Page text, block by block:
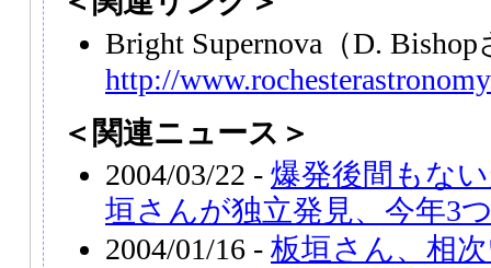
Bright Supernova（D.
http://
＜関連ニュース＞
2004/03/22 - 爆発後間もな
垣さんが独立発見、今年3
2004/01/16 - 板垣さん、相